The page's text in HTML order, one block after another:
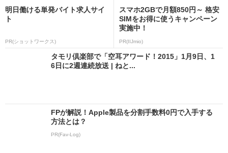
明日働ける単発バイト求人サイ
ト
PR(ショットワークス)
スマホ2GBで月額850円～ 格安
SIMをお得に使うキャンペーン
実施中！
PR(IIJmio)
タモリ倶楽部で「空耳アワード！2015」1月9日、1
6日に2週連続放送 | ねと...
FPが解説！Apple製品を分割手数料0円で入手する
方法とは？
PR(Fav-Log)